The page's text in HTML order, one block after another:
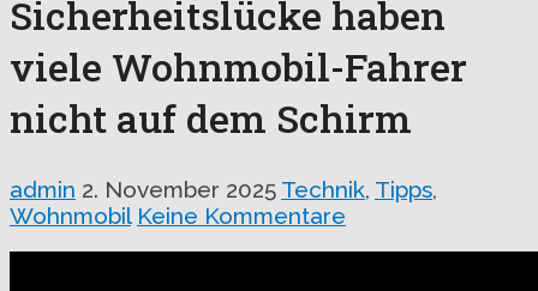
Sicherheitslücke haben
viele Wohnmobil-Fahrer
nicht auf dem Schirm
admin 2. November 2025 Technik, Tipps,
Wohnmobil Keine Kommentare